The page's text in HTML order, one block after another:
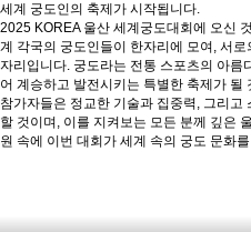
세계 궁도인의 축제가 시작됩니다.
2025 KOREA 울산 세계궁도대회에 오신
계 각국의 궁도인들이 한자리에 모여, 서
자리입니다. 궁도라는 전통 스포츠의 아름
어 계승하고 발전시키는 특별한 축제가 될
참가자들은 정교한 기술과 집중력, 그리
할 것이며, 이를 지켜보는 모든 분께 깊은
원 속에 이번 대회가 세계 속의 궁도 문화